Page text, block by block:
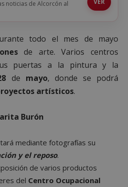
noticias de Alcorcón al
VER
todo el mes de mayo
de arte. Varios centros
puertas a la pintura y la
de mayo, donde se podrá
artísticos.
Burón
mediante fotografías su
y el reposo.
de varios productos
del Centro Ocupacional